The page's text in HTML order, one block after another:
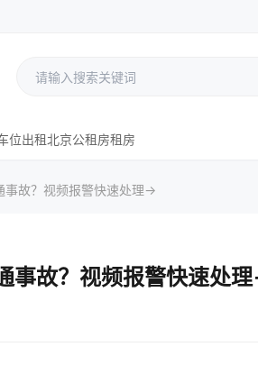
位出租北京公租房租房
事故？视频报警快速处理→
事故？视频报警快速处